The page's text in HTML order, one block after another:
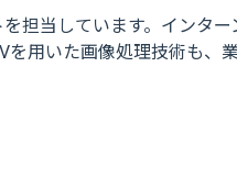
当しています。インタ
用いた画像処理技術も、